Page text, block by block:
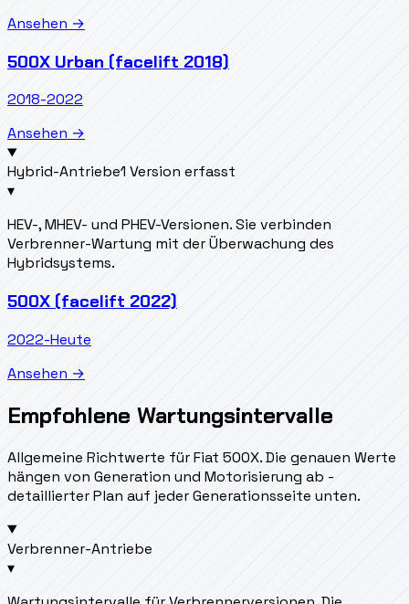
Ansehen →
500X Urban (facelift 2018)
2018-2022
Ansehen →
Hybrid-Antriebe1 Version erfasst
▾
HEV-, MHEV- und PHEV-Versionen. Sie verbinden
Verbrenner-Wartung mit der Überwachung des
Hybridsystems.
500X (facelift 2022)
2022-Heute
Ansehen →
Empfohlene Wartungsintervalle
Allgemeine Richtwerte für Fiat 500X. Die genauen Werte
hängen von Generation und Motorisierung ab -
detaillierter Plan auf jeder Generationsseite unten.
Verbrenner-Antriebe
▾